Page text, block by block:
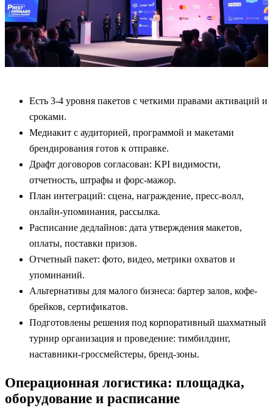
Есть 3-4 уровня пакетов с четкими правами активаций и
сроками.
Медиакит с аудиторией, программой и макетами
брендирования готов к отправке.
Драфт договоров согласован: KPI видимости,
отчетность, штрафы и форс-мажор.
План интеграций: сцена, награждение, пресс-волл,
онлайн-упоминания, рассылка.
Расписание дедлайнов: дата утверждения макетов,
оплаты, поставки призов.
Отчетный пакет: фото, видео, метрики охватов и
упоминаний.
Альтернативы для малого бизнеса: бартер залов, кофе-
брейков, сертификатов.
Подготовлены решения под корпоративный шахматный
турнир организация и проведение: тимбилдинг,
наставники-гроссмейстеры, бренд-зоны.
Операционная логистика: площадка,
оборудование и расписание